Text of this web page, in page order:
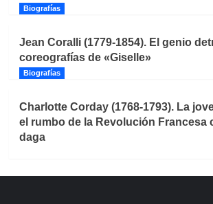
Biografías
Jean Coralli (1779-1854). El genio
coreografías de «Giselle»
Biografías
Charlotte Corday (1768-1793). La
el rumbo de la Revolución Francesa
daga